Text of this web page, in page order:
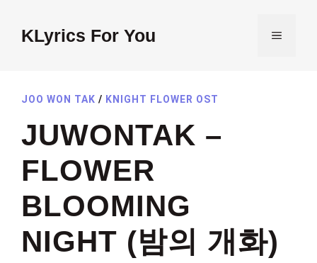
contentKLyrics For You MENU
JOO WON TAK / KNIGHT FLOWER OST
JUWONTAK –
FLOWER
BLOOMING
NIGHT (밤의 개화)